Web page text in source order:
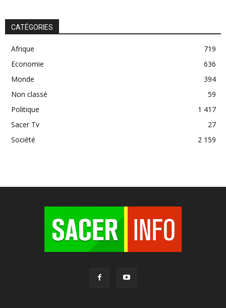
CATÉGORIES
Afrique
719
Economie
636
Monde
394
Non classé
59
Politique
1 417
Sacer Tv
27
Société
2 159